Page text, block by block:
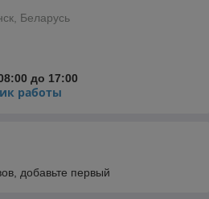
Беларусь
до 17:00
работы
добавьте первый